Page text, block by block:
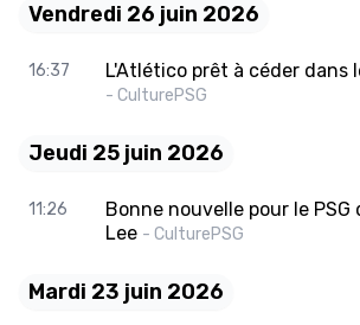
Vendredi 26 juin 2026
16:37 L'Atlético prêt à céder dans
- CulturePSG
Jeudi 25 juin 2026
11:26
Bonne nouvelle pour le PSG
Lee - CulturePSG
Mardi 23 juin 2026